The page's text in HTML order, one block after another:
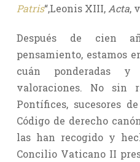
Patris“,Leonis XIII, Acta,
Después de cien
pensamiento, estamos
cuán ponderadas y
valoraciones. No sin
Pontífices, sucesores
Código de derecho
las han recogido y
Concilio Vaticano II